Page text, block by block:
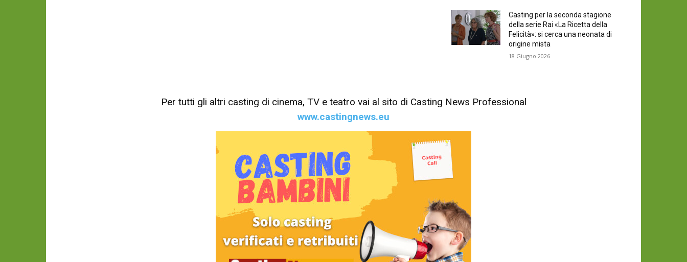
Casting per la seconda stagione
della serie Rai «La Ricetta della
Felicità»: si cerca una neonata di
origine mista
18 Giugno 2026
Per tutti gli altri casting di cinema, TV e teatro vai al sito di Casting News Professional
www.castingnews.eu